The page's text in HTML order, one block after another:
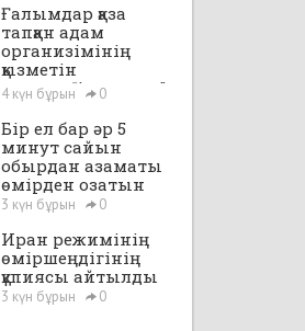
Ғалымдар қаза
тапқан адам
организімінің
қызметін
уақытша“іске қосты”
4 күн бұрын 0
Бір ел бар әр 5
минут сайын
обырдан азаматы
өмірден озатын
3 күн бұрын 0
Иран режимінің
өміршеңдігінің
құпиясы айтылды
3 күн бұрын 0